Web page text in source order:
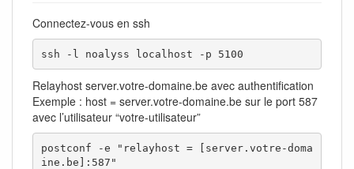
Connectez-vous en ssh
ssh -l noalyss localhost -p 5100
Relayhost server.votre-domaine.be avec authentification
Exemple : host = server.votre-domaine.be sur le port 587
avec l’utilisateur “votre-utilisateur”
postconf -e "relayhost = [server.votre-doma
ine.be]:587"